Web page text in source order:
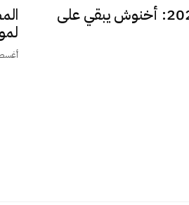
قانون المالية 2027: أخنوش يبقي على
أغسطس